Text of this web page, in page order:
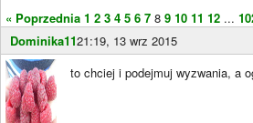
« Poprzednia 1 2 3 4 5 6 7 8 9 10 11 12 ...
Dominika1121:19, 13 wrz 2015
to chciej i podejmuj wyzwania, a